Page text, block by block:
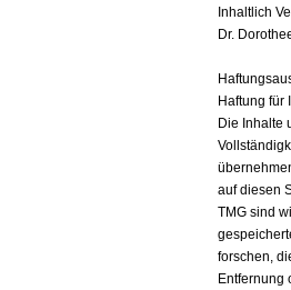
Inhaltlich
Dr.
Haftung für
Die Inhalte
auf diesen
TMG sind
forschen,
Entfernung